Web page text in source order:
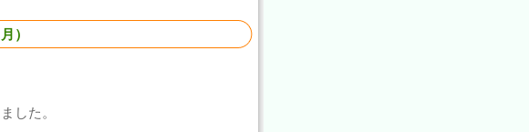
）
した。